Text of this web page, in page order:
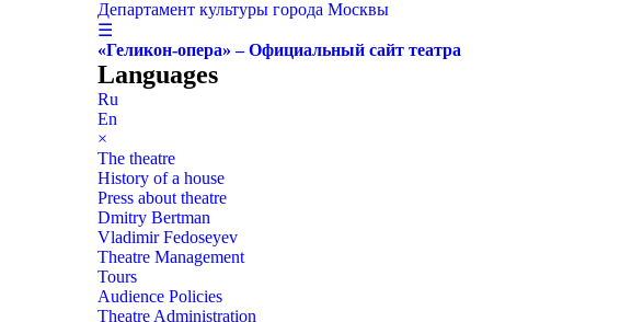
Департамент культуры города Москвы
☰
«Геликон-опера» – Официальный сайт театра
Languages
Ru
En
×
The theatre
History of a house
Press about theatre
Dmitry Bertman
Vladimir Fedoseyev
Theatre Management
Tours
Audience Policies
Theatre Administration